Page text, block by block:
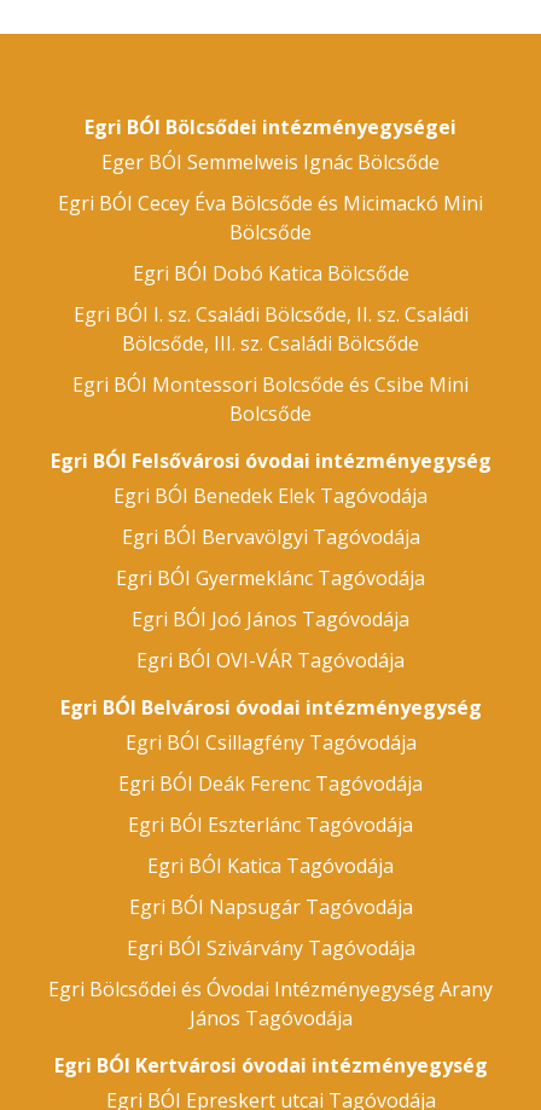
Egri BÓI Bölcsődei intézményegységei
Eger BÓI Semmelweis Ignác Bölcsőde
Egri BÓI Cecey Éva Bölcsőde és Micimackó Mini
Bölcsőde
Egri BÓI Dobó Katica Bölcsőde
Egri BÓI I. sz. Családi Bölcsőde, II. sz. Családi
Bölcsőde, III. sz. Családi Bölcsőde
Egri BÓI Montessori Bolcsőde és Csibe Mini
Bolcsőde
Egri BÓI Felsővárosi óvodai intézményegység
Egri BÓI Benedek Elek Tagóvodája
Egri BÓI Bervavölgyi Tagóvodája
Egri BÓI Gyermeklánc Tagóvodája
Egri BÓI Joó János Tagóvodája
Egri BÓI OVI-VÁR Tagóvodája
Egri BÓI Belvárosi óvodai intézményegység
Egri BÓI Csillagfény Tagóvodája
Egri BÓI Deák Ferenc Tagóvodája
Egri BÓI Eszterlánc Tagóvodája
Egri BÓI Katica Tagóvodája
Egri BÓI Napsugár Tagóvodája
Egri BÓI Szivárvány Tagóvodája
Egri Bölcsődei és Óvodai Intézményegység Arany
János Tagóvodája
Egri BÓI Kertvárosi óvodai intézményegység
Egri BÓI Epreskert utcai Tagóvodája